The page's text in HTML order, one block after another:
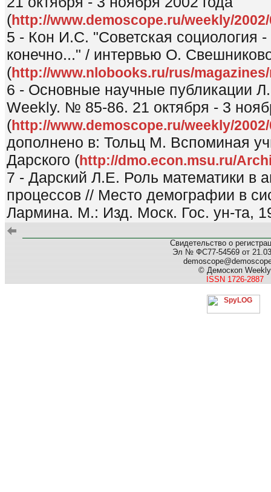
(http://www.demoscope.ru/weekly/
5 - Кон И.С. "Советская социология
конечно..." / интервью О.
(http://www.nlobooks.ru/rus/magazines/
6 - Основные научные публикации
Weekly. № 85-86. 21 октября - 3
(http://www.demoscope.ru/weekly/
дополнено в: Тольц М. Вспоминая
Дарского (http://dmo.econ.msu.ru/
7 - Дарский Л.Е. Роль математики в
процессов // Место демографии в
Лармина. М.: Изд. Моск. Гос. ун-та,
Свидетельство о
Эл № ФС77-54569 от
© Демоскоп Weekly
ISSN 1726-2887